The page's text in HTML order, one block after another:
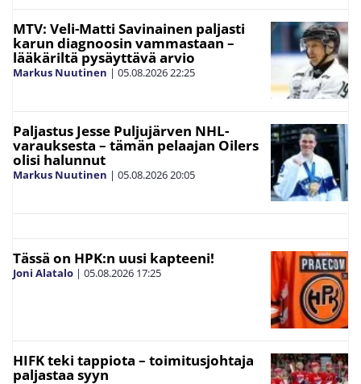
MTV: Veli-Matti Savinainen paljasti
karun diagnoosin vammastaan –
lääkäriltä pysäyttävä arvio
Markus Nuutinen | 05.08.202622:25
Paljastus Jesse Puljujärven NHL-
varauksesta – tämän pelaajan Oilers
olisi halunnut
Markus Nuutinen | 05.08.202620:05
Tässä on HPK:n uusi kapteeni!
Joni Alatalo | 05.08.2026 17:25
HIFK teki tappiota – toimitusjohtaja
paljastaa syyn